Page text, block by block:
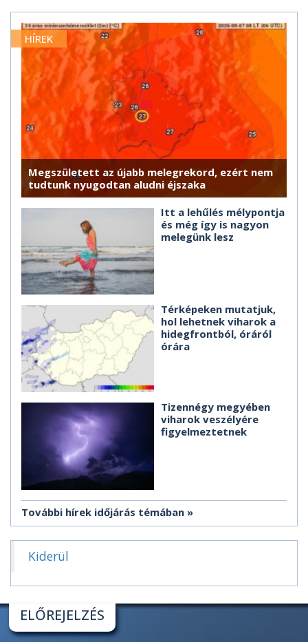
HÍREK
Megszületett az újabb melegrekord, ezért nem
tudtunk nyugodtan aludni éjszaka
Itt a lehűlés mélypontja
és még így is nagyon
melegünk lesz
Térképeken mutatjuk,
hol lehetnek viharok a
hidegfrontból, óráról
órára
Tizennégy megyében
viharok veszélyére
figyelmeztetnek
További hírek időjárás témában
Kiderül
ELŐREJELZÉS